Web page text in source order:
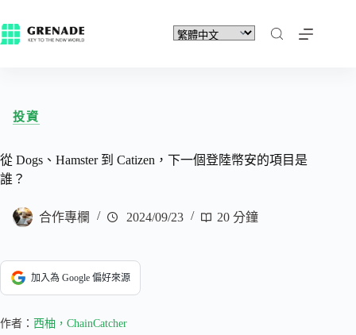
投資
從 Dogs、Hamster 到 Catizen，下一個登陸幣安的項目是
誰？
合作專欄 2024/09/23 20 分鐘
加入為 Google 偏好來源
作者： 西柚，ChainCatcher